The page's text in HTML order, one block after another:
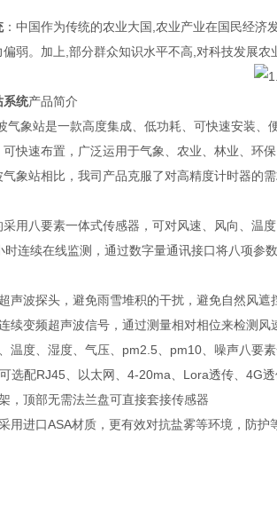
：中国作为传统的农业大国,农业产业在国民经济
弱。加上,部分群众知识水平不高,对科技发展农
系统产品简介
象站是一款高度集成、低功耗、可快速安装、
速布置，广泛运用于气象、农业、林业、环保
站相比，我司产品克服了对高精度计时器的需
八要素一体式传感器，可对风速、风向、温
连续在线监测，通过数字量通讯接口将八项参
波探头，避免雨雪堆积的干扰，避免自然风遮
变频超声波信号，通过测量相对相位来检测风
度、湿度、气压、pm2.5、pm10、噪声八要素
配RJ45、以太网、4-20ma、Lora透传、4G透
顶部无需法兰盘可直接套接传感器
进口ASA材质，更有效对抗盐雾等环境，防护